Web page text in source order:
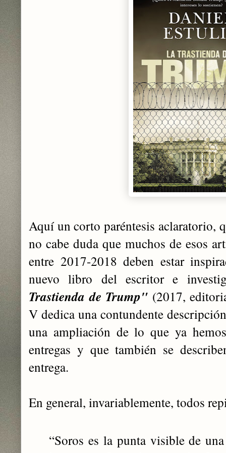
Aquí un corto paréntesis aclaratorio,
no cabe duda que muchos de esos
entre 2017-2018 deben estar
nuevo libro del escritor e
Trastienda de Trump" (2017,
V dedica una contundente
una ampliación de lo que ya
entregas y que también se
entrega.
En general, invariablemente, todos
“Soros es la punta visible de